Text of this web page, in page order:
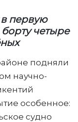
первую
четыре
подняли
научно-
особенное:
судно